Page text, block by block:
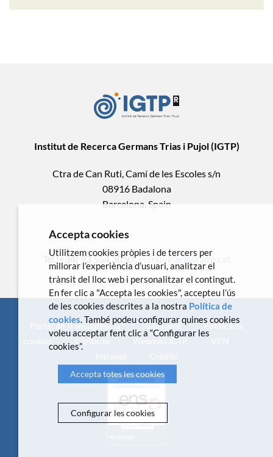
Institut de Recerca Germans Trias i Pujol (IGTP)
Ctra de Can Ruti, Camí de les Escoles s/n
08916 Badalona
Barcelona, Spain
Tel.(+34) 93 554 3050 .comunicacio@igtp.cat
Portal de Transparència Avís Legal
Política de
Contacte Webmail IGTP
Accepta cookies
Utilitzem cookies pròpies i de tercers per
millorar l’experiència d’usuari, analitzar el
trànsit del lloc web i personalitzar el contingut.
En fer clic a "Accepta les cookies", accepteu l’ús
de les cookies descrites a la nostra Política de
cookies. També podeu configurar quines cookies
voleu acceptar fent clic a “Configurar les
cookies”.
Accepta totes les cookies
Configurar les cookies